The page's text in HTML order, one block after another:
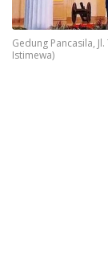
Gedung Pancasila,
Istimewa)